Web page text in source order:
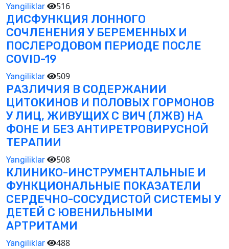
Yangiliklar 516
ДИСФУНКЦИЯ ЛОННОГО
СОЧЛЕНЕНИЯ У БЕРЕМЕННЫХ И
ПОСЛЕРОДОВОМ ПЕРИОДЕ ПОСЛЕ
COVID-19
Yangiliklar 509
РАЗЛИЧИЯ В СОДЕРЖАНИИ
ЦИТОКИНОВ И ПОЛОВЫХ ГОРМОНОВ
У ЛИЦ, ЖИВУЩИХ С ВИЧ (ЛЖВ) НА
ФОНЕ И БЕЗ АНТИРЕТРОВИРУСНОЙ
ТЕРАПИИ
Yangiliklar 508
КЛИНИКО-ИНСТРУМЕНТАЛЬНЫЕ И
ФУНКЦИОНАЛЬНЫЕ ПОКАЗАТЕЛИ
СЕРДЕЧНО-СОСУДИСТОЙ СИСТЕМЫ У
ДЕТЕЙ С ЮВЕНИЛЬНЫМИ
АРТРИТАМИ
Yangiliklar 488